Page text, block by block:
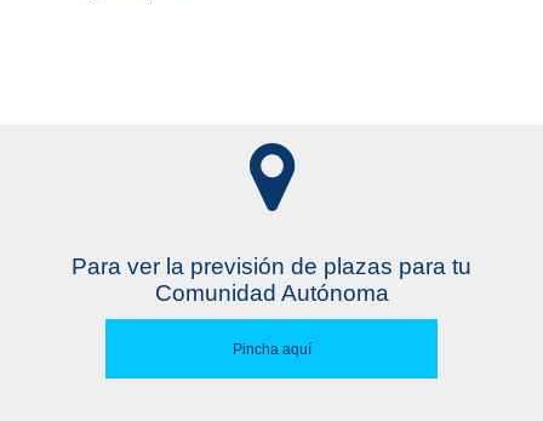
Para ver la previsión de plazas para tu
Comunidad Autónoma
Pincha aquí